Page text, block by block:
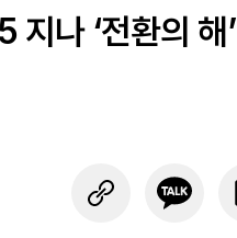
나 ‘전환의 해’